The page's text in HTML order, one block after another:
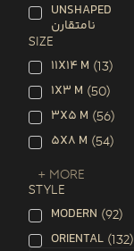
UNSHAPED
نامتقارن
SIZE
11X14 M (13)
1X3 M (50)
3X5 M (56)
5X8 M (54)
+ More
STYLE
MODERN (92)
ORIENTAL (132)